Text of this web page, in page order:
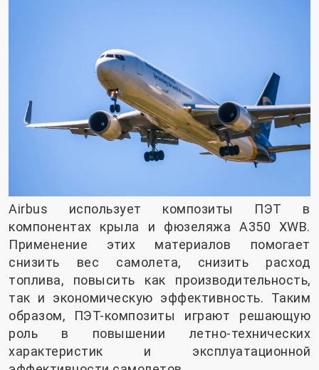
Airbus использует композиты ПЭТ в
компонентах крыла и фюзеляжа A350 XWB.
Применение этих материалов помогает
снизить вес самолета, снизить расход
топлива, повысить как производительность,
так и экономическую эффективность. Таким
образом, ПЭТ-композиты играют решающую
роль в повышении летно-технических
характеристик и эксплуатационной